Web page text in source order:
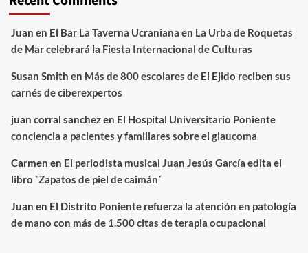
Juan en El Bar La Taverna Ucraniana en La Urba de Roquetas
de Mar celebrará la Fiesta Internacional de Culturas
Susan Smith en Más de 800 escolares de El Ejido reciben sus
carnés de ciberexpertos
juan corral sanchezen El Hospital Universitario Poniente
conciencia a pacientes y familiares sobre el glaucoma
Carmen en El periodista musical Juan Jesús García edita el
libro `Zapatos de piel de caimán´
Juan en El Distrito Poniente refuerza la atención en patología
de mano con más de 1.500 citas de terapia ocupacional